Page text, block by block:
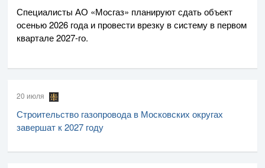
Специалисты АО «Мосгаз» планируют сдать объект
осенью 2026 года и провести врезку в систему в первом
квартале2027-го.
20 июля
Строительство газопровода в Московских округах
завершат к 2027 году